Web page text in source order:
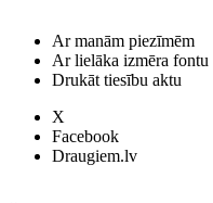
Ar manām piezīmēm
Ar lielāka izmēra fontu
Drukāt tiesību aktu
X
Facebook
Draugiem.lv